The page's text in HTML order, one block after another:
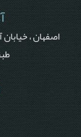
اصفهان ،